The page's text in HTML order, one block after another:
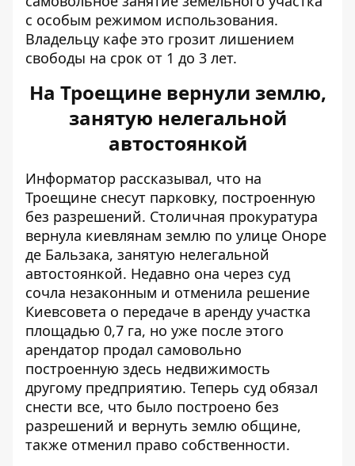
с особым режимом использования.
Владельцу кафе это грозит лишением
свободы на срок от 1 до 3 лет.
На Троещине вернули землю,
занятую нелегальной
автостоянкой
Информатор рассказывал, что на
Троещине снесут парковку, построенную
без разрешений. Столичная прокуратура
вернула киевлянам землю по улице Оноре
де Бальзака, занятую нелегальной
автостоянкой. Недавно она через суд
сочла незаконным и отменила решение
Киевсовета о передаче в аренду участка
площадью 0,7 га, но уже после этого
арендатор продал самовольно
построенную здесь недвижимость
другому предприятию. Теперь суд обязал
снести все, что было построено без
разрешений и вернуть землю общине,
также отменил право собственности.